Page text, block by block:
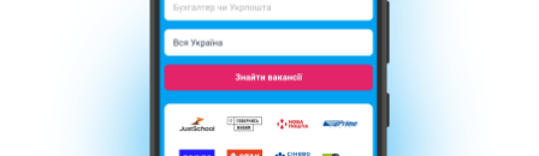
Контакти Про нас
Кар’єра
Допомога Умови використання